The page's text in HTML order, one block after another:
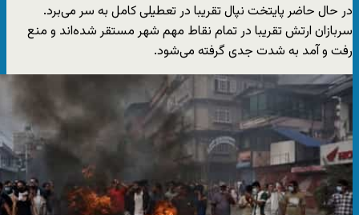
در حال حاضر پایتخت نپال تقریبا در تعطیلی کامل به سر می‌برد.
سربازان ارتش تقریبا در تمام نقاط مهم شهر مستقر شده‌اند و منع
رفت و آمد به شدت جدی گرفته می‌شود.